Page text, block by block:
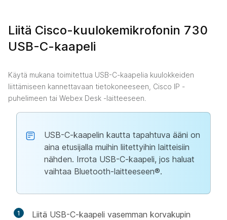
Liitä Cisco-kuulokemikrofonin 730
USB-C-kaapeli
Käytä mukana toimitettua USB-C-kaapelia kuulokkeiden
liittämiseen kannettavaan tietokoneeseen, Cisco IP -
puhelimeen tai Webex Desk -laitteeseen.
USB-C-kaapelin kautta tapahtuva ääni on
aina etusijalla muihin liitettyihin laitteisiin
nähden. Irrota USB-C-kaapeli, jos haluat
vaihtaa Bluetooth-laitteeseen®.
1
Liitä USB-C-kaapeli vasemman korvakupin